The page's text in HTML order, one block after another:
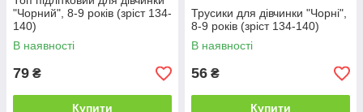
"Чорний", 8-9 років (зріст 134-
140)
В наявності
79 ₴
Купити
Трусики для дівчинки "Чорні",
8-9 років (зріст 134-140)
В наявності
56 ₴
Купити